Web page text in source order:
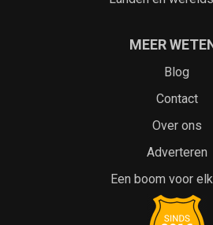
MEER
Blog
Contact
Over ons
Adverteren
Een boom voor